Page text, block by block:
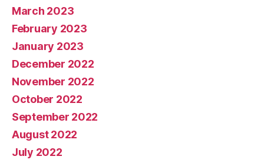
March 2023
February 2023
January 2023
December 2022
November 2022
October 2022
September 2022
August 2022
July 2022